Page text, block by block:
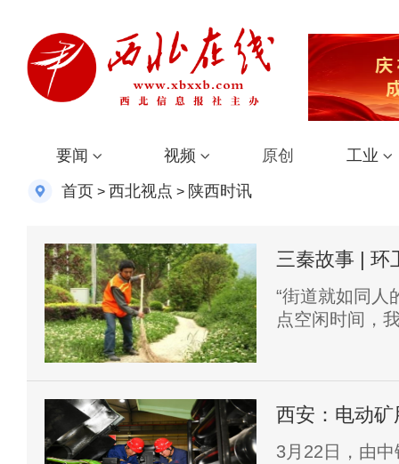
要闻 视频 原创 工业
首页 > 西北视点 > 陕西时讯
三秦故事 | 环
“街道就如同人
点空闲时间，
西安：电动
3月22日，由